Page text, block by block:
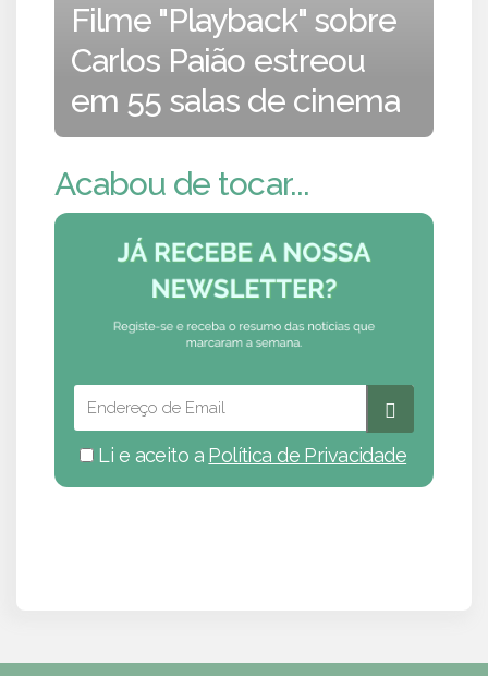
Filme "Playback" sobre
Carlos Paião estreou
em 55 salas de cinema
Acabou de tocar...
Li e aceito a Política de Privacidade